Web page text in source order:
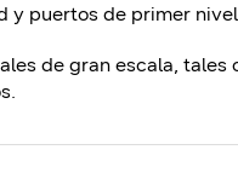
y puertos de primer
de gran escala, tales